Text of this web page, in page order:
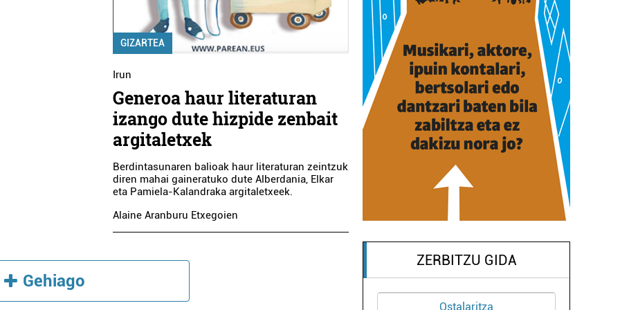
GIZARTEA
Irun
Generoa haur literaturan
izango dute hizpide zenbait
argitaletxek
Berdintasunaren balioak haur literaturan zeintzuk
diren mahai gaineratuko dute Alberdania, Elkar
eta Pamiela-Kalandraka argitaletxeek.
Alaine Aranburu Etxegoien
Gehiago
ZERBITZU GIDA